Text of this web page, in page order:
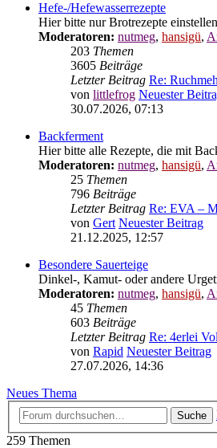
Hefe-/Hefewasserrezepte
Hier bitte nur Brotrezepte
Moderatoren: nutmeg, hansigü,
203 Themen
3605 Beiträge
Letzter Beitrag Re:
von littlefrog Neuester
30.07.2026, 07:13
Backferment
Hier bitte alle Rezepte, die mit
Moderatoren: nutmeg, hansigü,
25 Themen
796 Beiträge
Letzter Beitrag Re: EVA –
von Gert Neuester Beitrag
21.12.2025, 12:57
Besondere Sauerteige
Dinkel-, Kamut- oder andere
Moderatoren: nutmeg, hansigü,
45 Themen
603 Beiträge
Letzter Beitrag Re: 4erlei
von Rapid Neuester Beitrag
27.07.2026, 14:36
Neues Thema
Suche
259 Themen